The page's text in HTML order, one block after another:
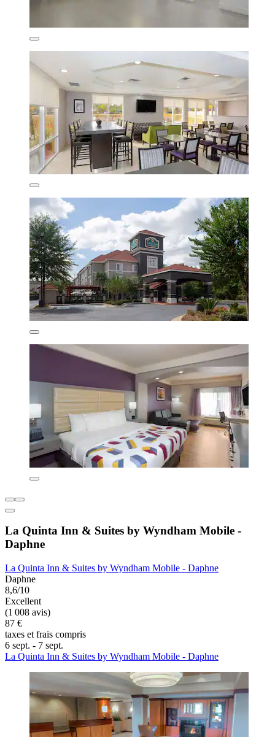
La Quinta Inn & Suites by Wyndham Mobile -
Daphne
La Quinta Inn & Suites by Wyndham Mobile - Daphne
Daphne
8,6/10
Excellent
(1 008 avis)
87 €
taxes et frais compris
6 sept. - 7 sept.
La Quinta Inn & Suites by Wyndham Mobile - Daphne